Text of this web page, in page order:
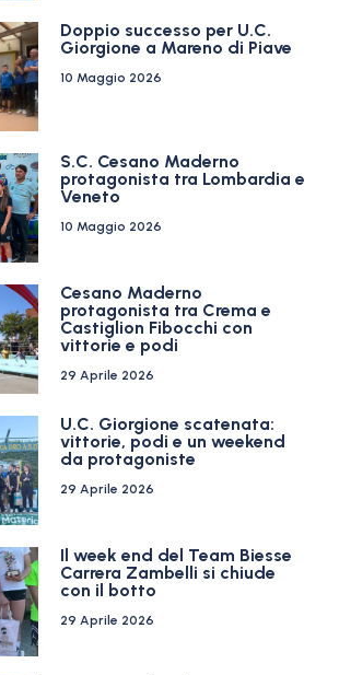
Doppio successo per U.C.
Giorgione a Mareno di Piave
10 Maggio 2026
S.C. Cesano Maderno
protagonista tra Lombardia e
Veneto
10 Maggio 2026
Cesano Maderno
protagonista tra Crema e
Castiglion Fibocchi con
vittorie e podi
29 Aprile 2026
U.C. Giorgione scatenata:
vittorie, podi e un weekend
da protagoniste
29 Aprile 2026
Il week end del Team Biesse
Carrera Zambelli si chiude
con il botto
29 Aprile 2026